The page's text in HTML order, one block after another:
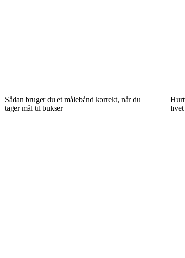
Sådan bruger du et målebånd korrekt, når du
tager mål til bukser
livet